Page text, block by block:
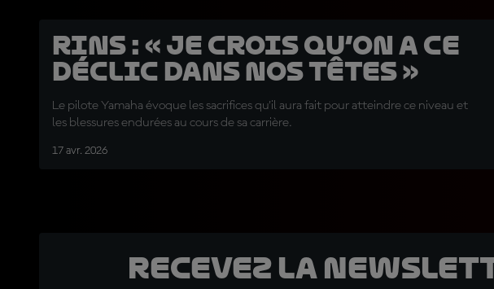
Rins : « Je crois qu’on a ce
déclic dans nos têtes »
Le pilote Yamaha évoque les sacrifices qu'il aura fait pour atteindre ce niveau et
les blessures endurées au cours de sa carrière.
17 avr. 2026
Recevez la